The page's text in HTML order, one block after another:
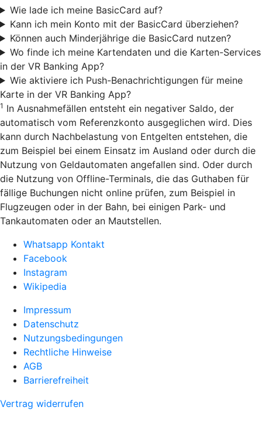
Wie lade ich meine BasicCard auf?
Kann ich mein Konto mit der BasicCard überziehen?
Können auch Minderjährige die BasicCard nutzen?
Wo finde ich meine Kartendaten und die Karten-Services
in der VR Banking App?
Wie aktiviere ich Push-Benachrichtigungen für meine
Karte in der VR Banking App?
1 In Ausnahmefällen entsteht ein negativer Saldo, der
automatisch vom Referenzkonto ausgeglichen wird. Dies
kann durch Nachbelastung von Entgelten entstehen, die
zum Beispiel bei einem Einsatz im Ausland oder durch die
Nutzung von Geldautomaten angefallen sind. Oder durch
die Nutzung von Offline-Terminals, die das Guthaben für
fällige Buchungen nicht online prüfen, zum Beispiel in
Flugzeugen oder in der Bahn, bei einigen Park- und
Tankautomaten oder an Mautstellen.
Whatsapp Kontakt
Facebook
Instagram
Wikipedia
Impressum
Datenschutz
Nutzungsbedingungen
Rechtliche Hinweise
AGB
Barrierefreiheit
Vertrag widerrufen